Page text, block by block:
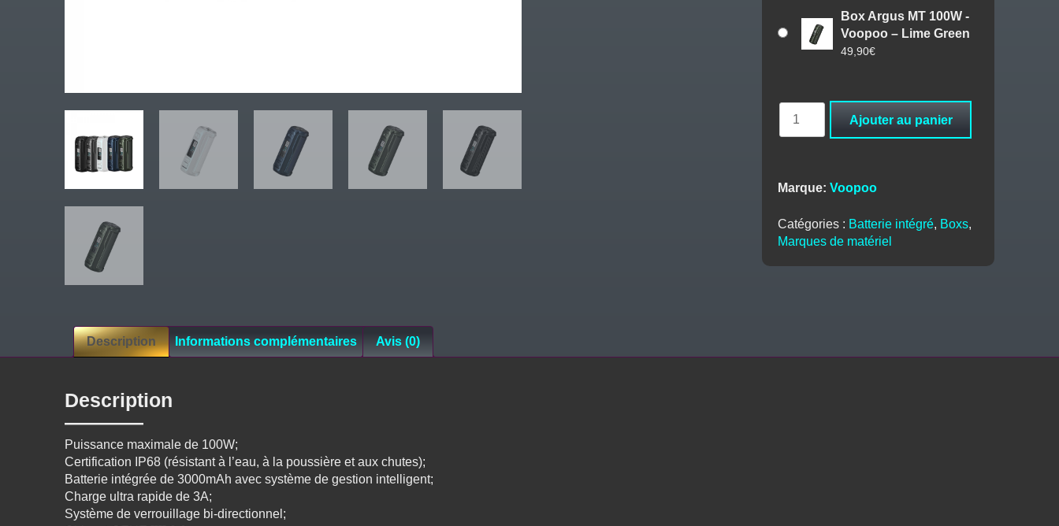
Box Argus MT 100W -
Voopoo – Lime Green
49,90€
100W
Voopoo
Ajouter au panier
Marque: Voopoo
Catégories : Batterie intégré, Boxs,
Marques de matériel
Description Informations complémentaires Avis (0)
Description
Puissance maximale de 100W;
Certification IP68 (résistant à l’eau, à la poussière et aux chutes);
Batterie intégrée de 3000mAh avec système de gestion intelligent;
Charge ultra rapide de 3A;
Système de verrouillage bi-directionnel;